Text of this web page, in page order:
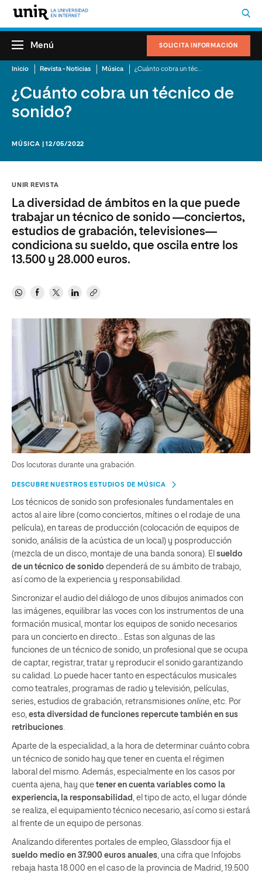
SOLICITA INFORMACIÓN
Menú
Inicio Revista - Noticias Música
¿Cuánto cobra un técnico de
sonido?
MÚSICA | 12/05/2022
UNIR REVISTA
La diversidad de ámbitos en la que puede
trabajar un técnico de sonido —conciertos,
estudios de grabación, televisiones—
condiciona su sueldo, que oscila entre los
13.500 y 28.000 euros.
Dos locutoras durante una grabación.
DESCUBRE NUESTROS ESTUDIOS DE MÚSICA
Los técnicos de sonido son profesionales fundamentales en
actos al aire libre (como conciertos, mítines o el rodaje de una
película), en tareas de producción (colocación de equipos de
sonido, análisis de la acústica de un local) y posproducción
(mezcla de un disco, montaje de una banda sonora). El sueldo
de un técnico de sonido dependerá de su ámbito de trabajo,
así como de la experiencia y responsabilidad.
Sincronizar el audio del diálogo de unos dibujos animados con
las imágenes, equilibrar las voces con los instrumentos de una
formación musical, montar los equipos de sonido necesarios
para un concierto en directo… Estas son algunas de las
funciones de un técnico de sonido, un profesional que se ocupa
de captar, registrar, tratar y reproducir el sonido garantizando
su calidad. Lo puede hacer tanto en espectáculos musicales
como teatrales, programas de radio y televisión, películas,
series, estudios de grabación, retransmisiones online , etc. Por
eso, esta diversidad de funciones repercute también en sus
retribuciones
Aparte de la especialidad, a la hora de determinar cuánto cobra
un técnico de sonido hay que tener en cuenta el régimen
laboral del mismo. Además, especialmente en los casos por
cuenta ajena, hay que tener en cuenta variables como la
experiencia, la responsabilidad , el tipo de acto, el lugar dónde
se realiza, el equipamiento técnico necesario, así como si estará
al frente de un equipo de personas.
Analizando diferentes portales de empleo, Glassdoor fija el
sueldo medio en 37.900 euros anuales , una cifra que Infojobs
rebaja hasta 18.000 en el caso de la provincia de Madrid, 19.500